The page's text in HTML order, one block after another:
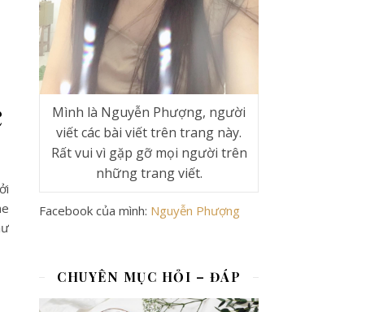
Mình là Nguyễn Phượng, người
viết các bài viết trên trang này.
Rất vui vì gặp gỡ mọi người trên
những trang viết.
Facebook của mình: Nguyễn Phượng
CHUYÊN MỤC HỎI – ĐÁP